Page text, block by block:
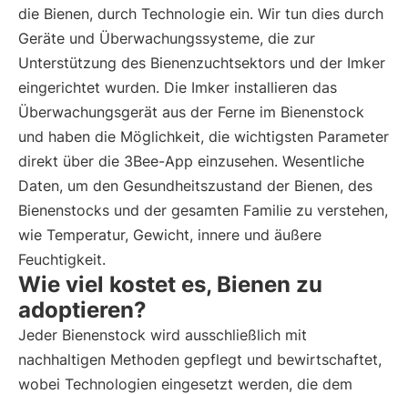
die Bienen, durch Technologie ein. Wir tun dies durch
Geräte und Überwachungssysteme, die zur
Unterstützung des Bienenzuchtsektors und der Imker
eingerichtet wurden. Die Imker installieren das
Überwachungsgerät aus der Ferne im Bienenstock
und haben die Möglichkeit, die wichtigsten Parameter
direkt über die 3Bee-App einzusehen. Wesentliche
Daten, um den Gesundheitszustand der Bienen, des
Bienenstocks und der gesamten Familie zu verstehen,
wie Temperatur, Gewicht, innere und äußere
Feuchtigkeit.
Wie viel kostet es, Bienen zu
adoptieren?
Jeder Bienenstock wird ausschließlich mit
nachhaltigen Methoden gepflegt und bewirtschaftet,
wobei Technologien eingesetzt werden, die dem